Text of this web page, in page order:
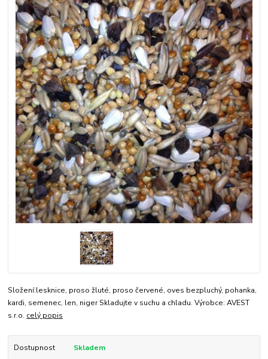
Složení:lesknice, proso žluté, proso červené, oves bezpluchý, pohanka,
kardi, semenec, len, niger Skladujte v suchu a chladu. Výrobce: AVEST
s.r.o. celý popis
Dostupnost Skladem